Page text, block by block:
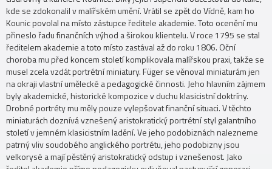
kde se zdokonalil v malířském umění. Vrátil se zpět do Vídně, kam ho
Kounic povolal na místo zástupce ředitele akademie. Toto ocenění mu
přineslo řadu finančních výhod a širokou klientelu. V roce 1795 se stal
ředitelem akademie a toto místo zastával až do roku 1806. Oční
choroba mu před koncem století komplikovala malířskou praxi, takže se
musel zcela vzdát portrétní miniatury. Füger se věnoval miniaturám jen
na okraji vlastní umělecké a pedagogické činnosti. Jeho hlavním zájmem
byly akademické, historické kompozice v duchu klasicistní doktríny.
Drobné portréty mu měly pouze vylepšovat finanční situaci. V těchto
miniaturách doznívá vznešený aristokratický portrétní styl galantního
století v jemném klasicistním ladění. Ve jeho podobiznách nalezneme
patrný vliv soudobého anglického portrétu, jeho podobizny jsou
velkorysé a mají pěstěný aristokratický odstup i vznešenost. Jako